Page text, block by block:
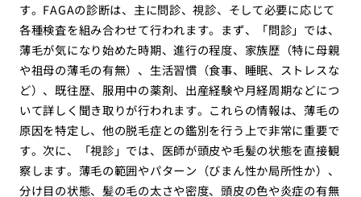
す。FAGAの診断は、主に問診、視診、そして必要に応じて
各種検査を組み合わせて行われます。まず、「問診」では、
薄毛が気になり始めた時期、進行の程度、家族歴（特に母親
や祖母の薄毛の有無）、生活習慣（食事、睡眠、ストレスな
ど）、既往歴、服用中の薬剤、出産経験や月経周期などにつ
いて詳しく聞き取りが行われます。これらの情報は、薄毛の
原因を特定し、他の脱毛症との鑑別を行う上で非常に重要で
す。次に、「視診」では、医師が頭皮や毛髪の状態を直接観
察します。薄毛の範囲やパターン（びまん性か局所性か）、
分け目の状態、髪の毛の太さや密度、頭皮の色や炎症の有無